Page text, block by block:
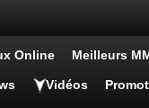
Online Meilleurs
Vidéos